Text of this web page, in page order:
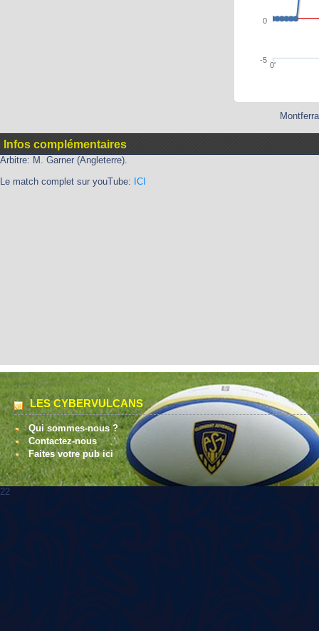
0'
-5
0
Infos complémentaires
Arbitre: M. Garner (Angleterre).
Le match complet sur youTube: ICI
LES CYBERVULCANS
Qui sommes-nous ?
Contactez-nous
Faites votre pub ici
22